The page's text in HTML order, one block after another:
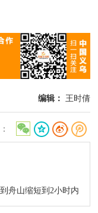
编辑： 王时倩
舟山缩短到2小时内